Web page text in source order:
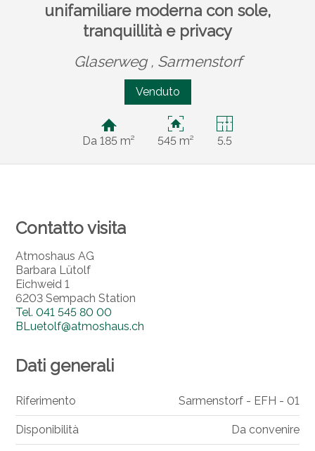
unifamiliare moderna con sole,
tranquillità e privacy
Glaserweg , Sarmenstorf
Venduto
Da 185 m² 545 m² 5.5
Contatto visita
Atmoshaus AG
Barbara Lütolf
Eichweid 1
6203 Sempach Station
Tel.041 545 80 00
BLuetolf@atmoshaus.ch
Dati generali
Riferimento Sarmenstorf - EFH - 01
Disponibilità Da convenire